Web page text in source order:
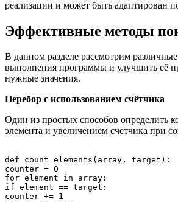
реализации и может быть адаптирован
Эффективные методы
В данном разделе рассмотрим
выполнения программы и улучшить её
нужные значения.
Перебор с использованием счётчика
Один из простых способов определить
элемента и увеличением счётчика при
def count_elements(array, target):
counter = 0
for element in array:
if element == target:
counter += 1